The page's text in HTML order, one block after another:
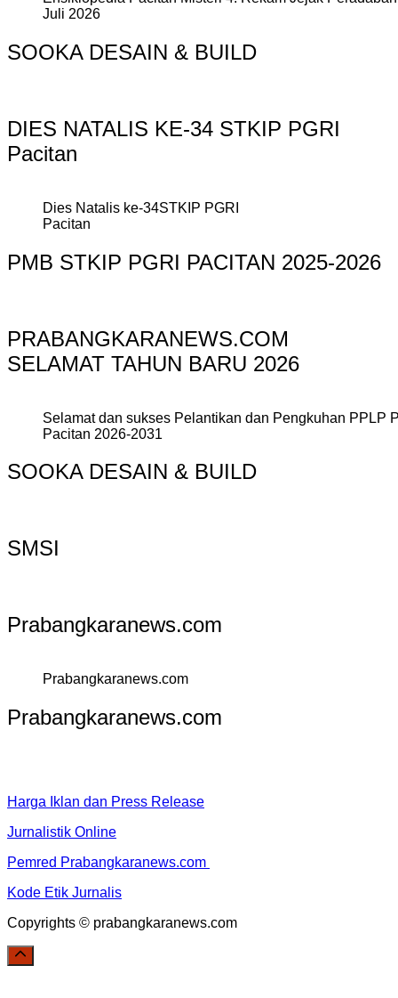
Juli 2026
SOOKA DESAIN & BUILD
DIES NATALIS KE-34 STKIP PGRI
Pacitan
Dies Natalis ke-34STKIP PGRI
Pacitan
PMB STKIP PGRI PACITAN 2025-2026
PRABANGKARANEWS.COM
SELAMAT TAHUN BARU 2026
Selamat dan sukses Pelantikan dan Pengkuhan PPLP
Pacitan 2026-2031
SOOKA DESAIN & BUILD
SMSI
Prabangkaranews.com
Prabangkaranews.com
Prabangkaranews.com
Harga Iklan dan Press Release
Jurnalistik Online
Pemred Prabangkaranews.com
Kode Etik Jurnalis
Copyrights © prabangkaranews.com